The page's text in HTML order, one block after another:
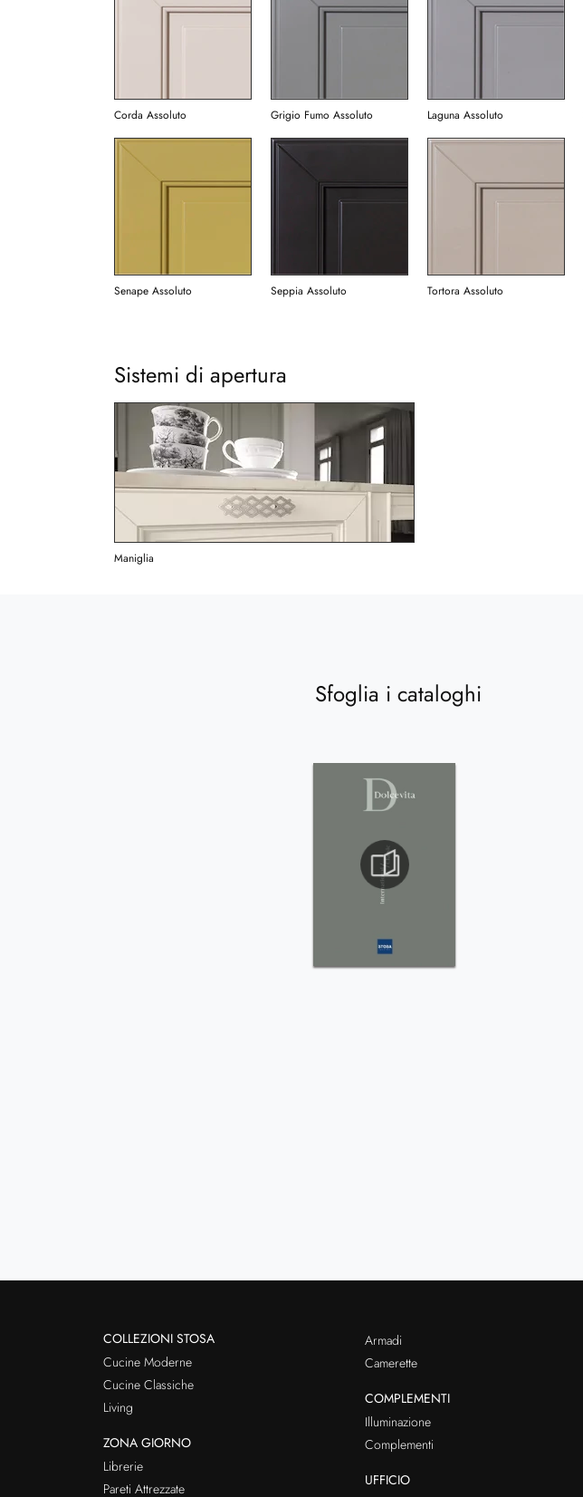
Corda Assoluto Grigio Fumo Assoluto Laguna Assoluto
Senape Assoluto Seppia Assoluto Tortora Assoluto
Sistemi di apertura
Maniglia
Sfoglia i cataloghi
COLLEZIONI STOSA
Cucine Moderne
Cucine Classiche
Living
ZONA GIORNO
Librerie
Pareti Attrezzate
Armadi
Camerette
COMPLEMENTI
Illuminazione
Complementi
UFFICIO